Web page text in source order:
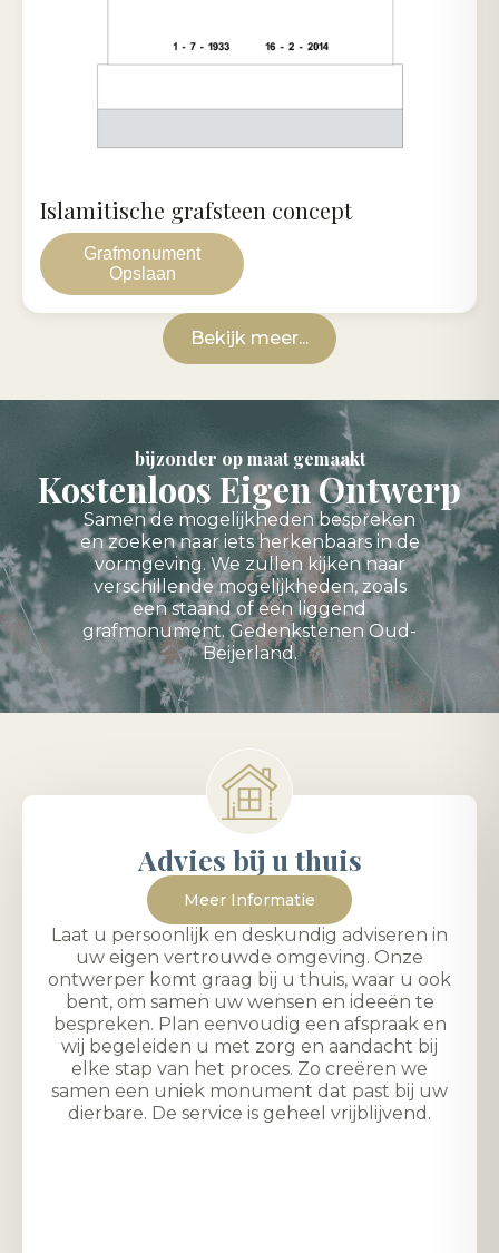
Grafmonument
Opslaan
Islamitische grafsteen concept
Bekijk meer...
bijzonder op maat gemaakt
Kostenloos Eigen Ontwerp
Samen de mogelijkheden bespreken
en zoeken naar iets herkenbaars in de
vormgeving. We zullen kijken naar
verschillende mogelijkheden, zoals
een staand of een liggend
grafmonument. Gedenkstenen Oud-
Beijerland.
Advies bij u thuis
Meer Informatie
Laat u persoonlijk en deskundig adviseren in
uw eigen vertrouwde omgeving. Onze
ontwerper komt graag bij u thuis, waar u ook
bent, om samen uw wensen en ideeën te
bespreken. Plan eenvoudig een afspraak en
wij begeleiden u met zorg en aandacht bij
elke stap van het proces. Zo creëren we
samen een uniek monument dat past bij uw
dierbare. De service is geheel vrijblijvend.